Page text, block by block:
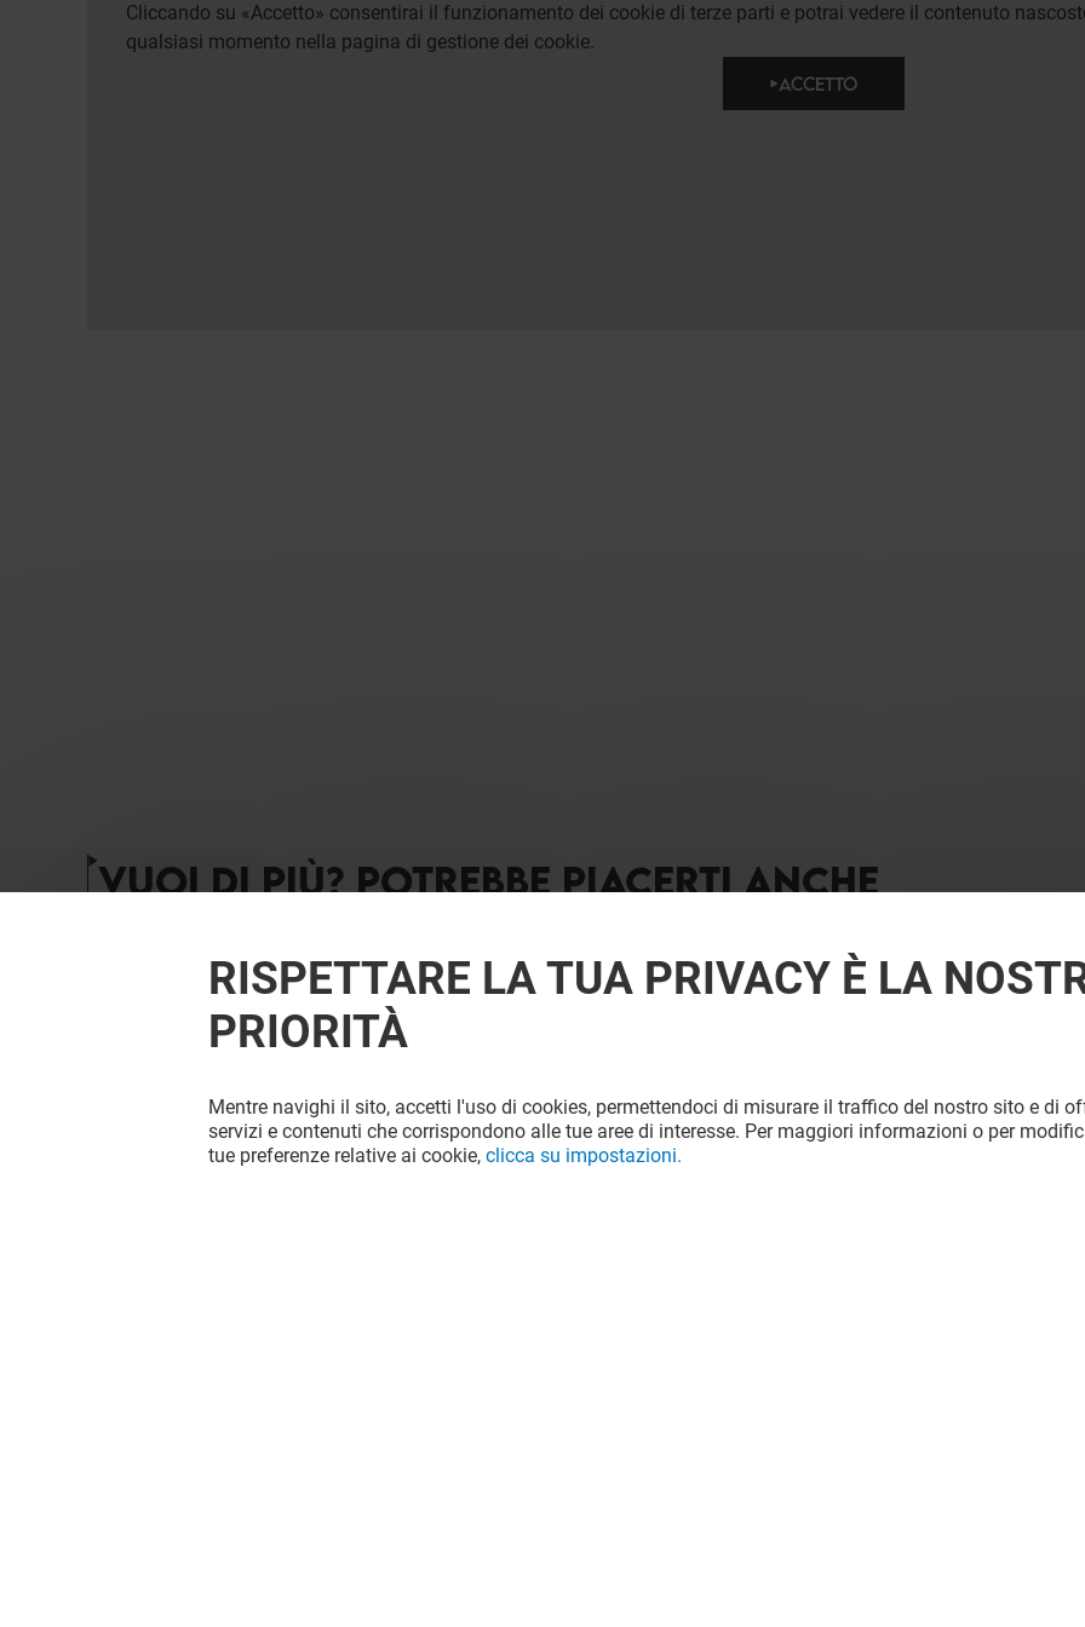
Cliccando su «Accetto» consentirai il funzionamento dei cookie di terze parti e potrai vedere il contenuto
qualsiasi momento nella pagina di gestione dei cookie.
ACCETTO
VUOI DI PIÙ? POTREBBE PIACERTI ANCHE
RISPETTARE LA TUA PRIVACY È LA
PRIORITÀ
Mentre navighi il sito, accetti l'uso di cookies, permettendoci di misurare il traffico del nostro sito e di
servizi e contenuti che corrispondono alle tue aree di interesse. Per maggiori informazioni o per
tue preferenze relative ai cookie, clicca su impostazioni.